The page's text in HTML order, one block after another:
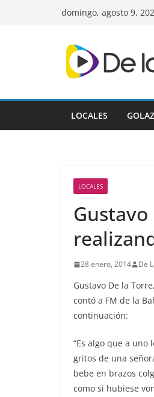
domingo, agosto 9,
LOCALES
LOCALES
28 enero, 2014 De
Gustavo De la
contó a FM de la
continuación:
“Es algo que a uno
gritos de una
bebe en brazos
como si hubiese